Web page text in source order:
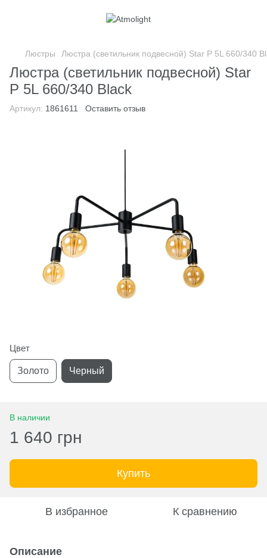
Люстры Люстра (светильник подвесной) Star P 5L 660/340
Люстра (светильник подвесной) Star
P 5L 660/340 Black
Артикул: 1861611 Оставить отзыв
Цвет
Золото Черный
В наличии
1 640 грн
Купить
В избранное К сравнению
Описание